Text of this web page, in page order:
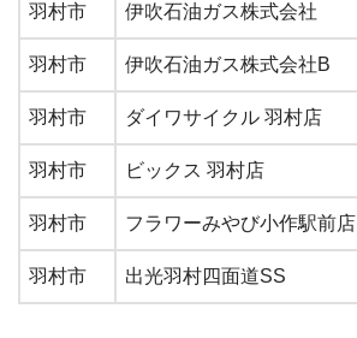
羽村市 伊吹石油ガス株式会社
羽村市 伊吹石油ガス株式会社B
羽村市 ダイワサイクル 羽村店
羽村市 ビックス 羽村店
羽村市 フラワーみやび小作駅前店
羽村市 出光羽村四面道SS